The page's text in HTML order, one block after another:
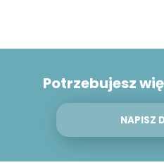
Potrzebujesz
NAPISZ